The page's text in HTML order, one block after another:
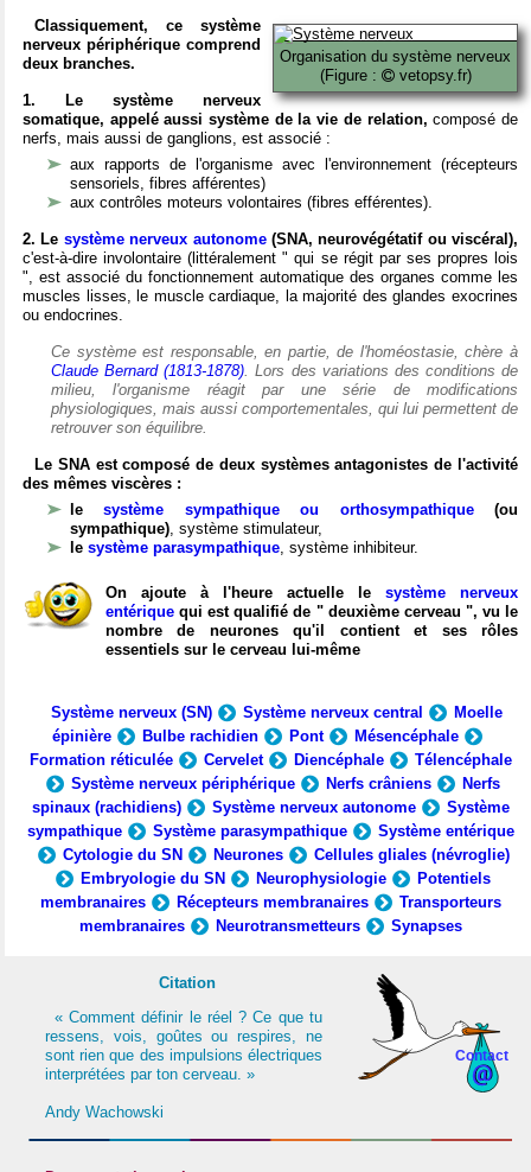
Organisation du système nerveux
(Figure :
vetopsy.fr)
Classiquement, ce système
nerveux périphérique comprend
deux branches.
1. Le système nerveux
somatique, appelé aussi système de la vie de relation, composé de
nerfs, mais aussi de ganglions, est associé :
aux rapports de l'organisme avec l'environnement (récepteurs
sensoriels, fibres afférentes)
aux contrôles moteurs volontaires (fibres efférentes).
2. Le système nerveux autonome(SNA, neurovégétatif ou viscéral),
c'est-à-dire involontaire (littéralement " qui se régit par ses propres lois
", est associé du fonctionnement automatique des organes comme les
muscles lisses, le muscle cardiaque, la majorité des glandes exocrines
ou endocrines.
Ce système est responsable, en partie, de l'homéostasie, chère à
Claude Bernard (1813-1878). Lors des variations des conditions de
milieu, l'organisme réagit par une série de modifications
physiologiques, mais aussi comportementales, qui lui permettent de
retrouver son équilibre.
Le SNA est composé de deux systèmes antagonistes de l'activité
des mêmes viscères :
lesystème sympathique ou orthosympathique(ou
sympathique), système stimulateur,
le système parasympathique, système inhibiteur.
On ajoute à l'heure actuelle le système nerveux
entérique qui est qualifié de " deuxième cerveau ", vu le
nombre de neurones qu'il contient et ses rôles
essentiels sur le cerveau lui-même
Système nerveux (SN) Système nerveux central
Moelle
épinière
Bulbe rachidien Pont
Mésencéphale
Formation réticulée
Cervelet Diencéphale
Télencéphale
Système nerveux périphérique
Nerfs crâniens
Nerfs
spinaux (rachidiens)
Système nerveux autonome
Système
sympathique
Système parasympathique
Système entérique
Cytologie du SN
Neurones
Cellules gliales (névroglie)
Embryologie du SN
Neurophysiologie
Potentiels
membranaires
Récepteurs membranaires
Transporteurs
membranaires
Neurotransmetteurs Synapses
Contact
Citation
« Comment définir le réel ? Ce que tu
ressens, vois, goûtes ou respires, ne
sont rien que des impulsions électriques
interprétées par ton cerveau. »
Andy Wachowski